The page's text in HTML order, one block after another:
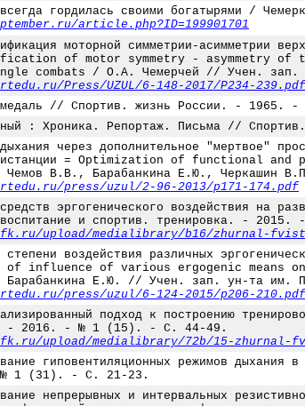
гордилась своими богатырями /
article.php?ID=199901701
моторной симметрии-асимметрии
of motor symmetry - asymmetry
combats / О.А. Чемерчей // Учен.
Press/UZUL/6-148-2017/P234-
медаль // Спортив. жизнь России. -
: Хроника. Репортаж. Письма //
через дополнительное "мертвое"
дистанции = Optimization of functional
В.В., Барабанкина Е.Ю.,
press/uzul/2-96-2013/p171-174.pdf
эргогенического воздействия на
и спортив. тренировка. -
upload/medialibrary/b16/zhurnal-
воздействия различных
influence of various ergogenic means
Барабанкина Е.Ю. // Учен. зап. ун-та
press/uzul/6-124-2015/p206-210.pdf
подход к построению
- 2016. - № 1 (15). - С. 44-49.
upload/medialibrary/72b/15-zhurnal-
гиповентиляционных режимов
№ 1 (31). - С. 21-23.
непрерывных и интервальных